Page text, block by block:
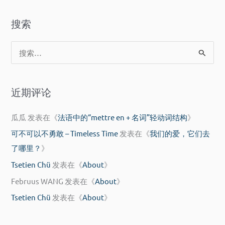
搜索
索
近期评论
瓜瓜 发表在《法语中的“mettre en + 名词”轻动词结构》
可不可以不勇敢 – Timeless Time 发表在《我们的爱，它们去
了哪里？ 》
Tsetien Chü 发表在《About》
Februus WANG 发表在《About》
Tsetien Chü 发表在《About》